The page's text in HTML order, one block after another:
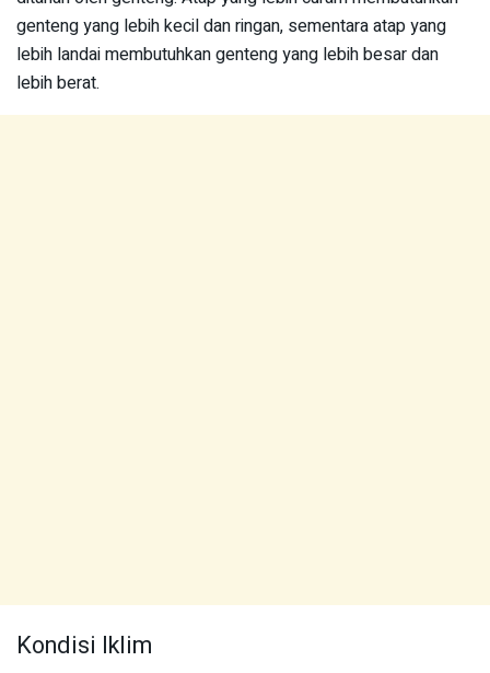
genteng yang lebih kecil dan ringan, sementara atap yang
lebih landai membutuhkan genteng yang lebih besar dan
lebih berat.
Kondisi Iklim